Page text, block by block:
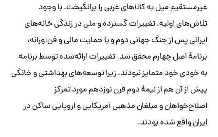
غیرمستقیم میل به کالاهای غربی را برانگیخت. با وجود
تلاش‌های اولیه، تغییرات گسترده و ملی در زندگی خانه‌های
ایرانی پس از جنگ جهانی دوم و با حمایت مالی و فن‌آورانه،
برنامۀ اصل چهارم محقق شد. تغییرات ارائه‌شده توسط برنامه
به خودی خود متمایز نبودند، زیرا توسعه‌های بهداشتی و خانگی
پیش از آن هم از نیمۀ دوم قرن نوزدهم مورد تمرکز
اصلاح‌خواهان و مبلغان مذهبی آمریکایی و اروپایی ساکن در
ایران واقع شده بودند.